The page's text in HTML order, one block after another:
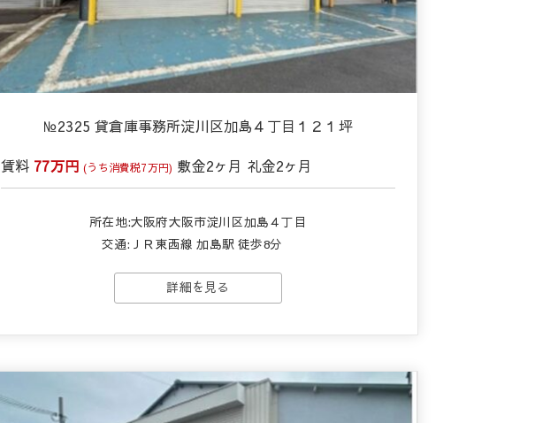
№2325 貸倉庫事務所淀川区加島４丁目１２１坪
賃料 77万円(うち消費税7万円) 敷金2ヶ月 礼金2ヶ月
所在地:大阪府大阪市淀川区加島４丁目
交通: ＪＲ東西線 加島駅 徒歩8分
詳細を見る